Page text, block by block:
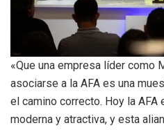
«Que una empresa líder como
asociarse a la AFA es una
el camino correcto. Hoy la AFA
moderna y atractiva, y esta